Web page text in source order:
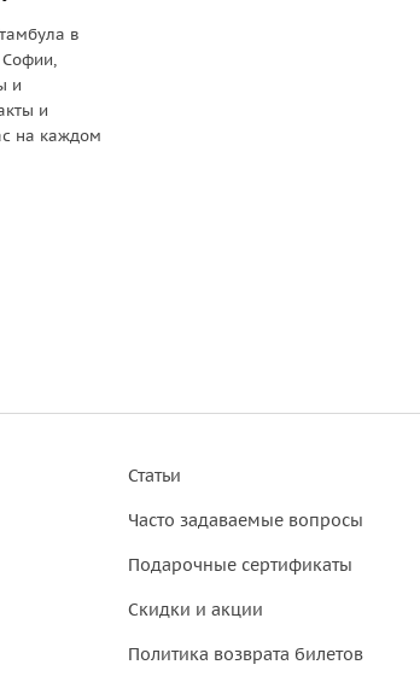
в
и
и
на каждом
Статьи
Часто задаваемые вопросы
Подарочные сертификаты
Скидки и акции
Политика возврата билетов